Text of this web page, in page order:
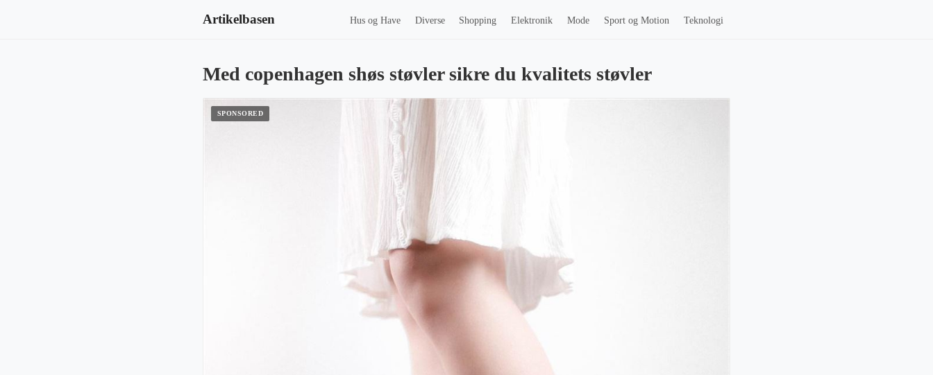
Artikelbasen Hus og Have Diverse Shopping Elektronik Mode Sport og Motion Teknologi
Med copenhagen shøs støvler sikre du kvalitets støvler